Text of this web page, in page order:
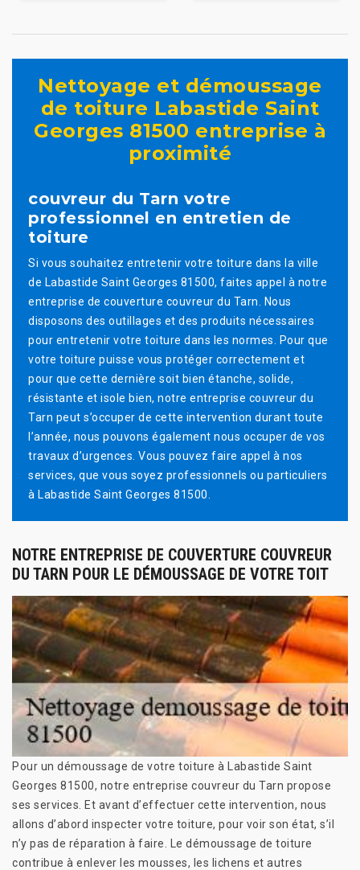
Nettoyage et démoussage
de toiture Labastide Saint
Georges 81500 entreprise à
proximité
couvreur du Tarn votre
professionnel en entretien de
toiture
Si vous souhaitez entretenir votre toiture dans la ville
de Labastide Saint Georges 81500, faites appel à notre
entreprise de couverture couvreur du Tarn. Nous
disposons des outillages et des produits nécessaires
pour entretenir votre toiture dans les normes. Pour que
votre toiture puisse vous protéger correctement et
pour que cette dernière soit bien étanche, solide,
résistante et isole bien, notre entreprise couvreur du
Tarn peut s’occuper de cette intervention durant toute
l’année, nous pouvons également nous occuper de vos
travaux d’urgences. Vous pouvez faire appel à nos
services, que vous soyez professionnels ou particuliers
à Labastide Saint Georges 81500.
NOTRE ENTREPRISE DE COUVERTURE COUVREUR
DU TARN POUR LE DÉMOUSSAGE DE VOTRE TOIT
Pour un démoussage de votre toiture à Labastide Saint
Georges 81500, notre entreprise couvreur du Tarn propose
ses services. Et avant d’effectuer cette intervention, nous
allons d’abord inspecter votre toiture, pour voir son état, s’il
n’y pas de réparation à faire. Le démoussage de toiture
contribue à enlever les mousses, les lichens et autres